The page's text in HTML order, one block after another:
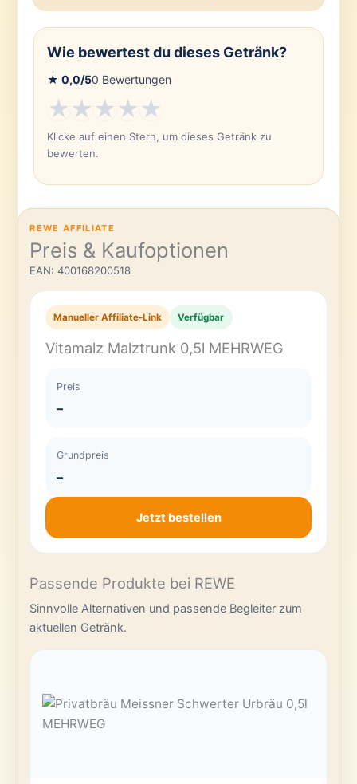
Wie bewertest du dieses Getränk?
★ 0,0/50 Bewertungen
★★★★★
Klicke auf einen Stern, um dieses Getränk zu
bewerten.
REWE AFFILIATE
Preis & Kaufoptionen
EAN: 400168200518
Manueller Affiliate-Link Verfügbar
Vitamalz Malztrunk 0,5l MEHRWEG
Preis
–
Grundpreis
–
Jetzt bestellen
Passende Produkte bei REWE
Sinnvolle Alternativen und passende Begleiter zum
aktuellen Getränk.